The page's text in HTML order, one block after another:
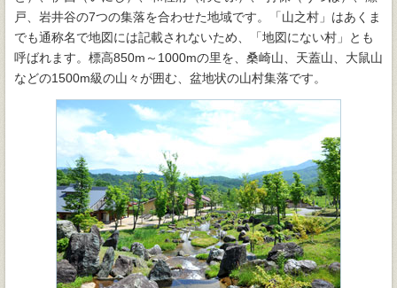
戸、岩井谷の7つの集落を合わせた地域です。「山之村」はあくま
でも通称名で地図には記載されないため、「地図にない村」とも
呼ばれます。標高850m～1000mの里を、桑崎山、天蓋山、大鼠山
などの1500m級の山々が囲む、盆地状の山村集落です。